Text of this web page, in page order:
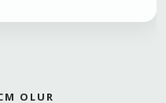
OLUR